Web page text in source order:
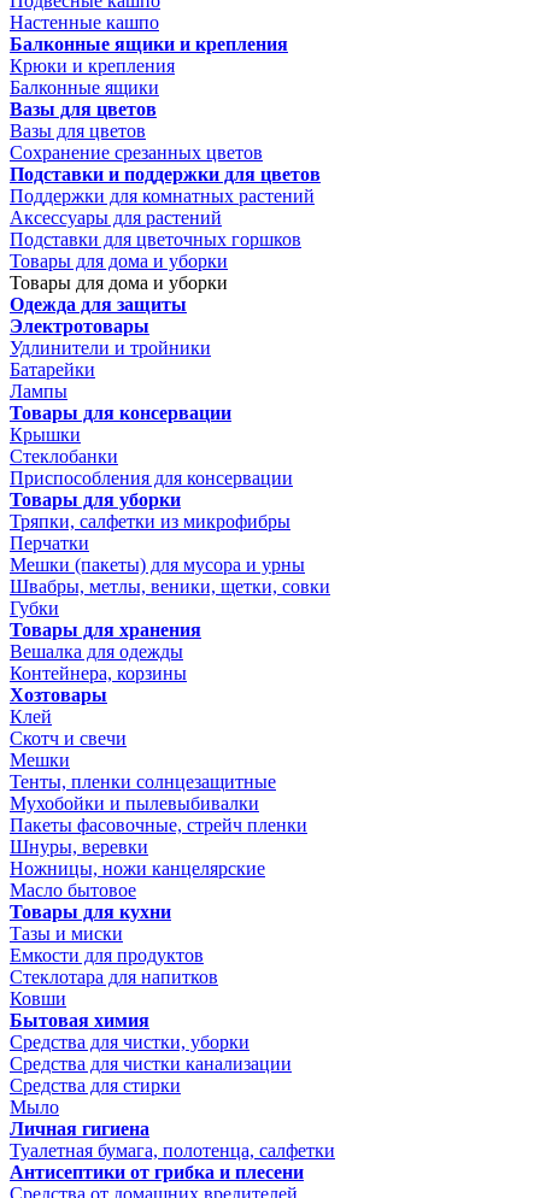
Настенные кашпо
Балконные ящики и крепления
Крюки и крепления
Балконные ящики
Вазы для цветов
Вазы для цветов
Сохранение срезанных цветов
Подставки и поддержки для цветов
Поддержки для комнатных растений
Аксессуары для растений
Подставки для цветочных горшков
Товары для дома и уборки
Товары для дома и уборки
Одежда для защиты
Электротовары
Удлинители и тройники
Батарейки
Лампы
Товары для консервации
Крышки
Стеклобанки
Приспособления для консервации
Товары для уборки
Тряпки, салфетки из микрофибры
Перчатки
Мешки (пакеты) для мусора и урны
Швабры, метлы, веники, щетки, совки
Губки
Товары для хранения
Вешалка для одежды
Контейнера, корзины
Хозтовары
Клей
Скотч и свечи
Мешки
Тенты, пленки солнцезащитные
Мухобойки и пылевыбивалки
Пакеты фасовочные, стрейч пленки
Шнуры, веревки
Ножницы, ножи канцелярские
Масло бытовое
Товары для кухни
Тазы и миски
Емкости для продуктов
Стеклотара для напитков
Ковши
Бытовая химия
Средства для чистки, уборки
Средства для чистки канализации
Средства для стирки
Мыло
Личная гигиена
Туалетная бумага, полотенца, салфетки
Антисептики от грибка и плесени
Средства от домашних вредителей